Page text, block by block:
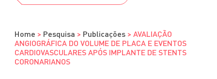
Home > Pesquisa > Publicações > AVALIAÇÃO
ANGIOGRÁFICA DO VOLUME DE PLACA E EVENTOS
CARDIOVASCULARES APÓS IMPLANTE DE STENTS
CORONARIANOS